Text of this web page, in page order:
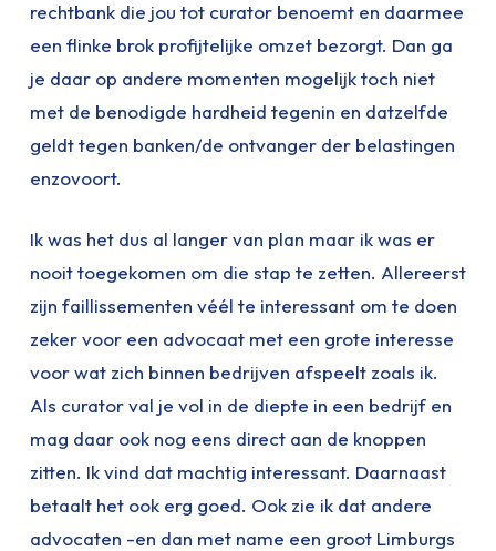
rechtbank die jou tot curator benoemt en daarmee
een flinke brok profijtelijke omzet bezorgt. Dan ga
je daar op andere momenten mogelijk toch niet
met de benodigde hardheid tegenin en datzelfde
geldt tegen banken/de ontvanger der belastingen
enzovoort.
Ik was het dus al langer van plan maar ik was er
nooit toegekomen om die stap te zetten. Allereerst
zijn faillissementen véél te interessant om te doen
zeker voor een advocaat met een grote interesse
voor wat zich binnen bedrijven afspeelt zoals ik.
Als curator val je vol in de diepte in een bedrijf en
mag daar ook nog eens direct aan de knoppen
zitten. Ik vind dat machtig interessant. Daarnaast
betaalt het ook erg goed. Ook zie ik dat andere
advocaten -en dan met name een groot Limburgs